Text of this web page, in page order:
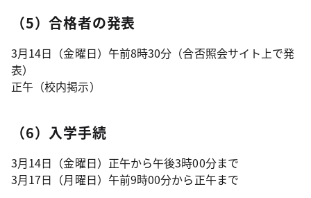
（5）合格者の発表
3月14日（金曜日）午前8時30分（合否照会サイト上で発
表）
正午（校内掲示）
（6）入学手続
3月14日（金曜日）正午から午後3時00分まで
3月17日（月曜日）午前9時00分から正午まで